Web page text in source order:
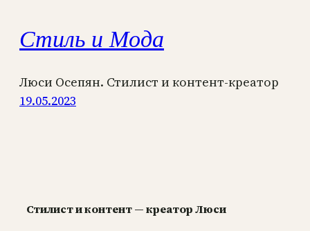
Стиль и Мода
Люси Осепян. Стилист и контент-креатор
19.05.2023
Стилист и контент — креатор Люси